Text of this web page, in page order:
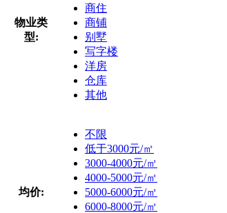
物业类
型:
商住
商铺
别墅
写字楼
洋房
仓库
其他
均价:
不限
低于3000元/㎡
3000-4000元/㎡
4000-5000元/㎡
5000-6000元/㎡
6000-8000元/㎡